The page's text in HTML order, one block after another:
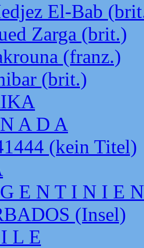
El-Bab
Zarga (brit.)
(franz.)
(brit.)
A D A
(kein Titel)
E N T I N I E N
(Insel)
L E